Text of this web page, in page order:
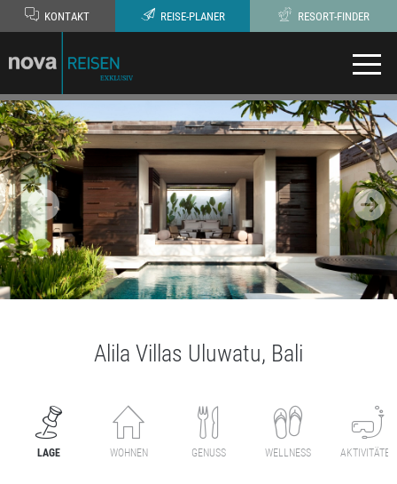
KONTAKT REISE-PLANER RESORT-FINDER
Alila Villas Uluwatu, Bali
LAGE WOHNEN GENUSS WELLNESS AKTIVITÄTEN